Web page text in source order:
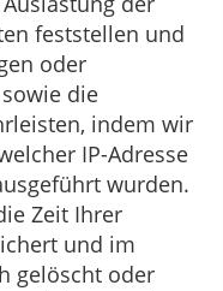
feststellen und
oder
die
indem wir
IP-Adresse
wurden.
Zeit Ihrer
und im
gelöscht oder